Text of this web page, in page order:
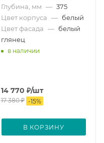
Глубина, мм — 375
Цвет корпуса — белый
Цвет фасада — белый
глянец
в наличии
14 770 ₽/шт
17 380₽ -15%
В КОРЗИНУ